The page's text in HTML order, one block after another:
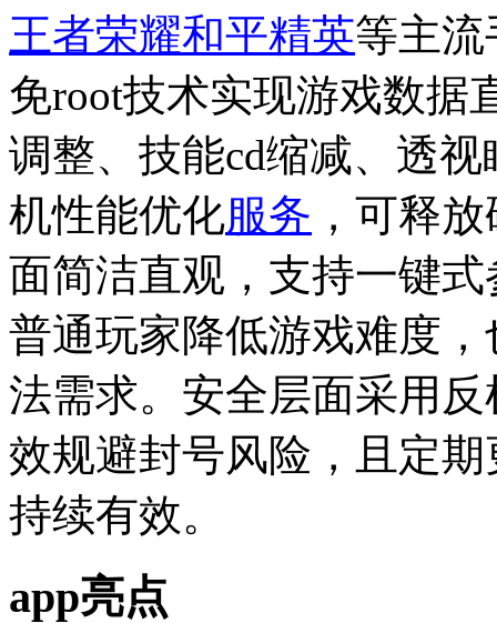
王者荣耀和平精英等主
免root技术实现游戏数据
调整、技能cd缩减、透
机性能优化服务 ，可释
面简洁直观，支持一键
普通玩家降低游戏难度
法需求。安全层面采用
效规避封号风险，且定
持续有效。
app亮点